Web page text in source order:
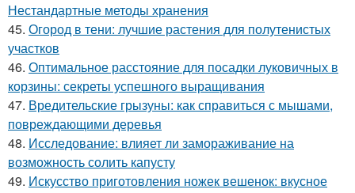
Нестандартные методы хранения
45. Огород в тени: лучшие растения для полутенистых
участков
46. Оптимальное расстояние для посадки луковичных в
корзины: секреты успешного выращивания
47. Вредительские грызуны: как справиться с мышами,
повреждающими деревья
48. Исследование: влияет ли замораживание на
возможность солить капусту
49. Искусство приготовления ножек вешенок: вкусное